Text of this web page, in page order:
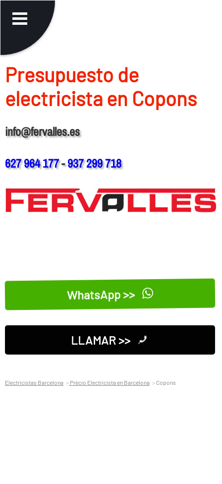
Presupuesto de
electricista en Copons
info@fervalles.es
627 964 177-937 299 718
WhatsApp >>
LLAMAR >>
Electricistas Barcelona Precio Electricista en Barcelona Copons